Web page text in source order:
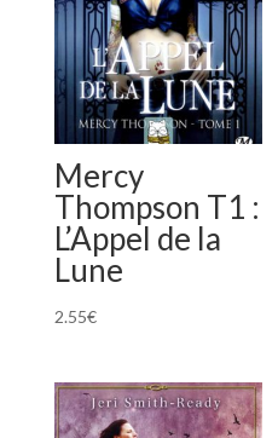
Mercy
Thompson T1 :
L’Appel de la
Lune
2.55€